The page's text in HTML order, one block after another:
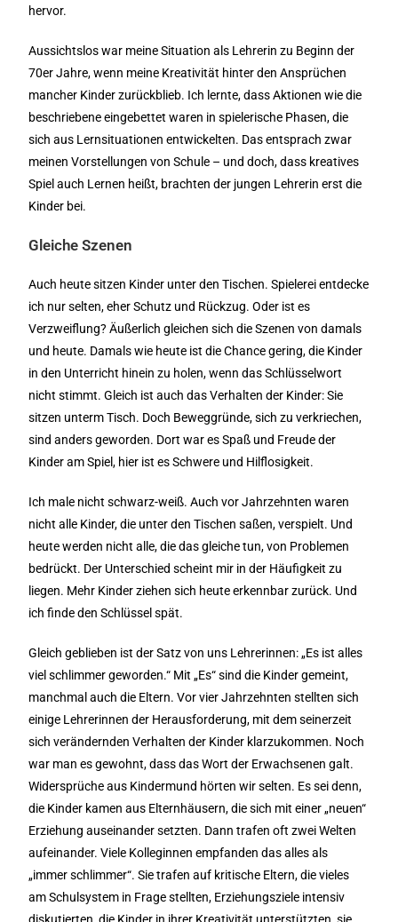
hervor.
Aussichtslos war meine Situation als Lehrerin zu Beginn der
70er Jahre, wenn meine Kreativität hinter den Ansprüchen
mancher Kinder zurückblieb. Ich lernte, dass Aktionen wie die
beschriebene eingebettet waren in spielerische Phasen, die
sich aus Lernsituationen entwickelten. Das entsprach zwar
meinen Vorstellungen von Schule – und doch, dass kreatives
Spiel auch Lernen heißt, brachten der jungen Lehrerin erst die
Kinder bei.
Gleiche Szenen
Auch heute sitzen Kinder unter den Tischen. Spielerei entdecke
ich nur selten, eher Schutz und Rückzug. Oder ist es
Verzweiflung? Äußerlich gleichen sich die Szenen von damals
und heute. Damals wie heute ist die Chance gering, die Kinder
in den Unterricht hinein zu holen, wenn das Schlüsselwort
nicht stimmt. Gleich ist auch das Verhalten der Kinder: Sie
sitzen unterm Tisch. Doch Beweggründe, sich zu verkriechen,
sind anders geworden. Dort war es Spaß und Freude der
Kinder am Spiel, hier ist es Schwere und Hilflosigkeit.
Ich male nicht schwarz-weiß. Auch vor Jahrzehnten waren
nicht alle Kinder, die unter den Tischen saßen, verspielt. Und
heute werden nicht alle, die das gleiche tun, von Problemen
bedrückt. Der Unterschied scheint mir in der Häufigkeit zu
liegen. Mehr Kinder ziehen sich heute erkennbar zurück. Und
ich finde den Schlüssel spät.
Gleich geblieben ist der Satz von uns Lehrerinnen: „Es ist alles
viel schlimmer geworden.“ Mit „Es“ sind die Kinder gemeint,
manchmal auch die Eltern. Vor vier Jahrzehnten stellten sich
einige Lehrerinnen der Herausforderung, mit dem seinerzeit
sich verändernden Verhalten der Kinder klarzukommen. Noch
war man es gewohnt, dass das Wort der Erwachsenen galt.
Widersprüche aus Kindermund hörten wir selten. Es sei denn,
die Kinder kamen aus Elternhäusern, die sich mit einer „neuen“
Erziehung auseinander setzten. Dann trafen oft zwei Welten
aufeinander. Viele Kolleginnen empfanden das alles als
„immer schlimmer“. Sie trafen auf kritische Eltern, die vieles
am Schulsystem in Frage stellten, Erziehungsziele intensiv